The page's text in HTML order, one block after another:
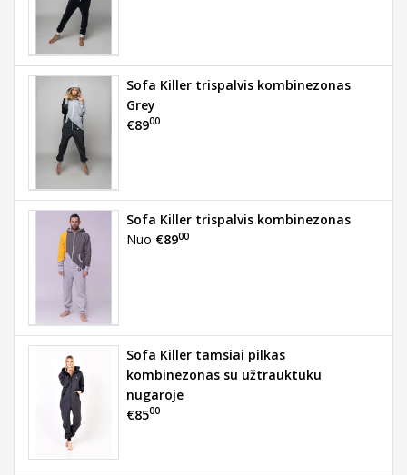
Sofa Killer trispalvis kombinezonas
Grey
€8900
Sofa Killer trispalvis kombinezonas
Nuo €8900
Sofa Killer tamsiai pilkas
kombinezonas su užtrauktuku
nugaroje
€8500